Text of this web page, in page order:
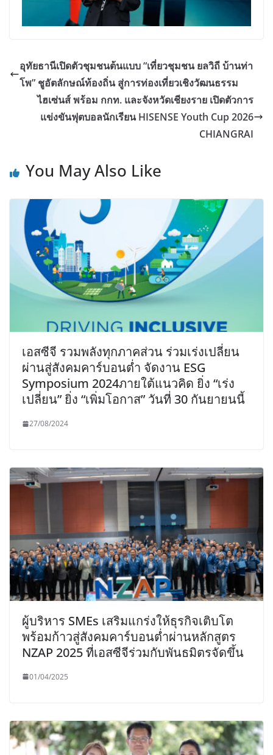
อุทัยธานีเปิดตัวชุมชนต้นแบบ “เที่ยวชุมชน ยลวิถี บ้านท่า
โพ” ชูอัตลักษณ์ท้องถิ่น สู่การท่องเที่ยวเชิงวัฒนธรรม
ไฮเซ่นส์ พร้อม กกท. และจังหวัดเชียงราย เปิดตัวการ
แข่งขันฟุตบอลนักเรียน HISENSE Youth Cup 2026
CHIANGRAI
You May Also Like
เอสซีจี รวมพลังทุกภาคส่วน ร่วมเร่งเปลี่ยน
ผ่านสู่สังคมคาร์บอนต่ำ จัดงาน ESG
Symposium 2024ภายใต้แนวคิด ยิ่ง “เร่ง
เปลี่ยน” ยิ่ง “เพิ่มโอกาส” วันที่ 30 กันยายนนี้
27/08/2024
ผู้บริหาร SMEs เสริมแกร่งให้ธุรกิจเติบโต
พร้อมก้าวสู่สังคมคาร์บอนต่ำผ่านหลักสูตร
NZAP 2025 ที่เอสซีจีร่วมกับพันธมิตรจัดขึ้น
01/04/2025